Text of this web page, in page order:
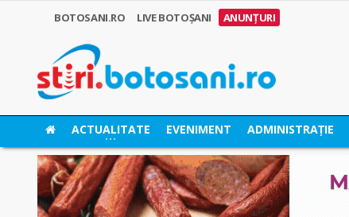
BOTOSANI.RO LIVE BOTOȘANI ANUNȚURI
ACTUALITATE EVENIMENT ADMINISTRAȚIE